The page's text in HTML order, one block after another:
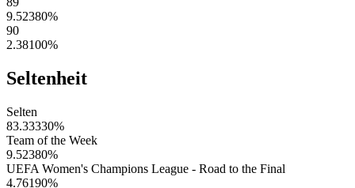
9.52380%
90
2.38100%
Seltenheit
Selten
83.33330%
Team of the Week
9.52380%
UEFA Women's Champions League - Road to the Final
4.76190%